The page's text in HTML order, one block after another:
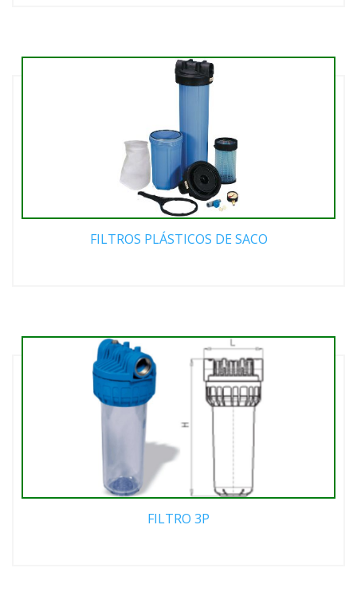
FILTROS PLÁSTICOS DE SACO
FILTRO 3P